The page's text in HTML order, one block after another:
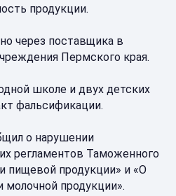
продукции.
через поставщика в
Пермского края.
школе и двух детских
фальсификации.
о нарушении
регламентов Таможенного
пищевой продукции» и «О
молочной продукции».